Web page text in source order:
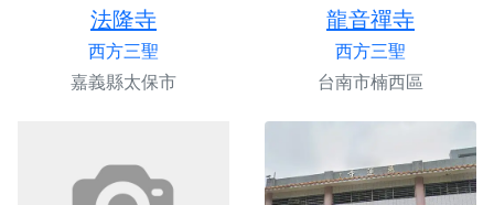
法隆寺
西方三聖
嘉義縣太保市
龍音禪寺
西方三聖
台南市楠西區